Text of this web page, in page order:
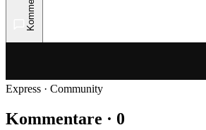
Express · Community
Kommentare · 0